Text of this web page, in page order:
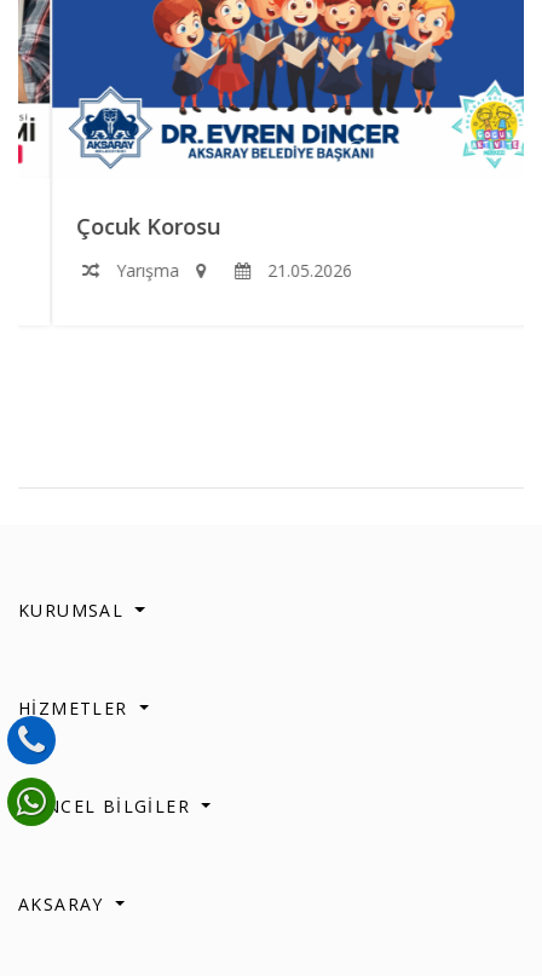
Çocuk Korosu
Yarışma 21.05.2026
KURUMSAL
HİZMETLER
GÜNCEL BİLGİLER
AKSARAY